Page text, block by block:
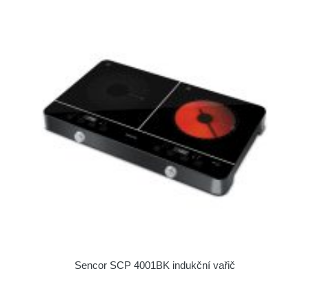
Sencor SCP 4001BK indukční vařič